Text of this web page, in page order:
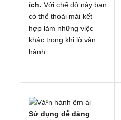
ích. Với chế độ này bạn
có thể thoải mái kết
hợp làm những việc
khác trong khi lò vận
hành.
Sử dụng dễ dàng